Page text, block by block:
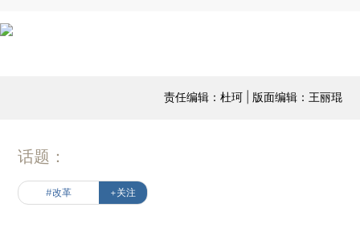
责任编辑：杜珂 | 版面编辑：王丽琨
话题：
#改革 +关注